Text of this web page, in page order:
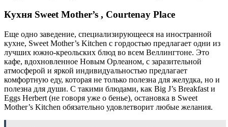
Кухня Sweet Mother’s , Courtenay Place
Еще одно заведение, специализирующееся на иностранной
кухне, Sweet Mother’s Kitchen с гордостью предлагает одни из
лучших южно-креольских блюд во всем Веллингтоне. Это
кафе, вдохновленное Новым Орлеаном, с заразительной
атмосферой и яркой индивидуальностью предлагает
комфортную еду, которая не только полезна для желудка, но и
полезна для души. С такими блюдами, как Big J’s Breakfast и
Eggs Herbert (не говоря уже о бенье), остановка в Sweet
Mother’s Kitchen обязательно удовлетворит любые желания.